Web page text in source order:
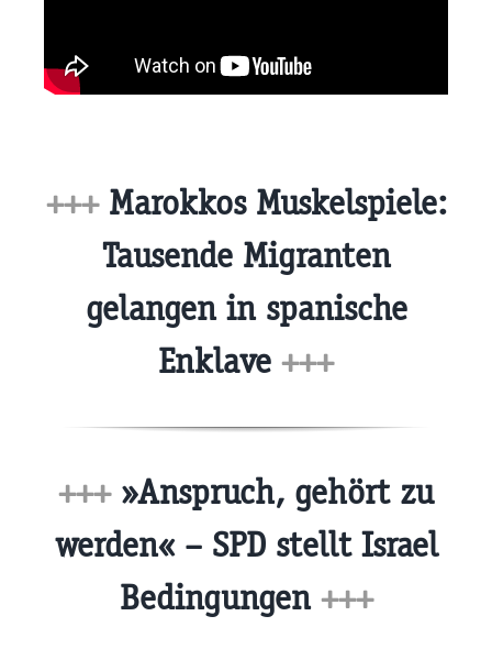
+++Marokkos Muskelspiele:
Tausende Migranten
gelangen in spanische
Enklave +++
+++»Anspruch, gehört zu
werden« – SPD stellt Israel
Bedingungen +++